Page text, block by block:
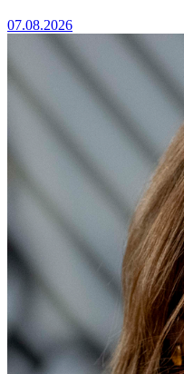
07.08.2026